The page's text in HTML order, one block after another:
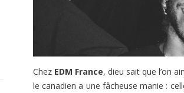
Chez EDM France, dieu sait que l’on
le canadien a une fâcheuse manie :